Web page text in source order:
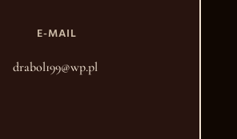
E-MAIL
drabol199@wp.pl